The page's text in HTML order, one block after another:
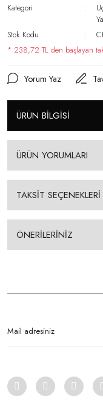
Kategori
Stok Kodu
* 238,72 TL den başlayan
Yorum Yaz
ÜRÜN BİLGİSİ
ÜRÜN YORUMLARI
TAKSİT SEÇENEKLERİ
ÖNERİLERİNİZ